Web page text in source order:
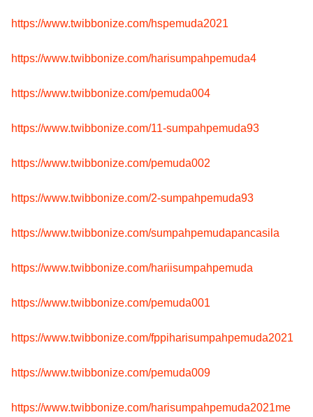
https://www.twibbonize.com/hspemuda2021
https://www.twibbonize.com/harisumpahpemuda4
https://www.twibbonize.com/pemuda004
https://www.twibbonize.com/11-sumpahpemuda93
https://www.twibbonize.com/pemuda002
https://www.twibbonize.com/2-sumpahpemuda93
https://www.twibbonize.com/sumpahpemudapancasila
https://www.twibbonize.com/hariisumpahpemuda
https://www.twibbonize.com/pemuda001
https://www.twibbonize.com/fppiharisumpahpemuda2021
https://www.twibbonize.com/pemuda009
https://www.twibbonize.com/harisumpahpemuda2021me